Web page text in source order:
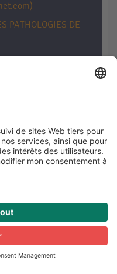
PATHOLOGIES DE
?